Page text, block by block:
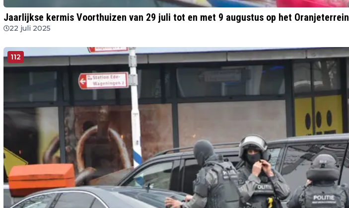
Jaarlijkse kermis Voorthuizen van 29 juli tot en met 9 augustus op het Oranjeterrein
22 juli 2025
112